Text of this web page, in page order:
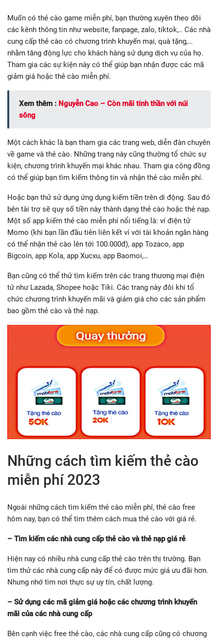
Muốn có thẻ cào game miễn phí, bạn thường xuyên theo dõi
các kênh thông tin như website, fanpage, zalo, tiktok,.. Các nhà
cung cấp thẻ cào có chương trình khuyến mại, quà tặng,…
nhằm tăng động lực cho khách hàng sử dụng dịch vụ của họ.
Tham gia các sự kiện này có thể giúp bạn nhận được các mã
giảm giá hoặc thẻ cào miễn phí.
Xem thêm : Nguyễn Cao – Còn mãi tinh thần với núi
sông
Một cách khác là bạn tham gia các trang web, diễn đàn chuyên
về game và thẻ cào. Những trang này cũng thường tổ chức sự
kiện, chương trình khuyến mại khác nhau. Tham gia cộng đồng
có thể giúp bạn tìm kiếm thông tin và nhận thẻ cào miễn phí.
Hoặc bạn thử sử dụng ứng dụng kiếm tiền trên di động. Sau đó
bên tài trợ sẽ quy số tiền này thành dạng thẻ cào hoặc thẻ nạp.
Một số app kiếm thẻ cào miễn phí nổi tiếng là: ví điện tử
Momo (khi bạn lần đầu tiên liên kết ví với tài khoản ngân hàng
có thể nhận thẻ cào lên tới 100.000đ), app Tozaco, app
Bigcoin, app Kola, app Xucxu, app Baomoi,…
Bạn cũng có thể thử tìm kiếm trên các trang thương mại điện
tử như Lazada, Shopee hoặc Tiki. Các trang này đôi khi tổ
chức chương trình khuyến mãi và giảm giá cho các sản phẩm
bao gồm thẻ cào và thẻ nạp.
Những cách tìm kiếm thẻ cào
miễn phí 2023
Ngoài những cách tìm kiếm thẻ cào miễn phí, thẻ cào free
hôm nay, bạn có thể tìm thêm cách mua thẻ cào với giá rẻ.
– Tìm kiếm các nhà cung cấp thẻ cào và thẻ nạp giá rẻ
Hiện nay có nhiều nhà cung cấp thẻ cào trên thị trường. Bạn
tìm thử các nhà cung cấp này để có được mức giá ưu đãi hơn.
Nhưng nhớ tìm nơi thực sự uy tín, chất lượng.
– Sử dụng các mã giảm giá hoặc các chương trình khuyến
mãi của các nhà cung cấp
Bên cạnh việc free thẻ cào, các nhà cung cấp cũng có chương